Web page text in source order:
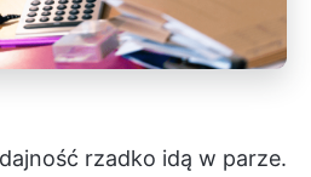
rzadko idą w parze.